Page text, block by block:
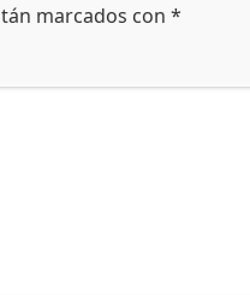
marcados con*